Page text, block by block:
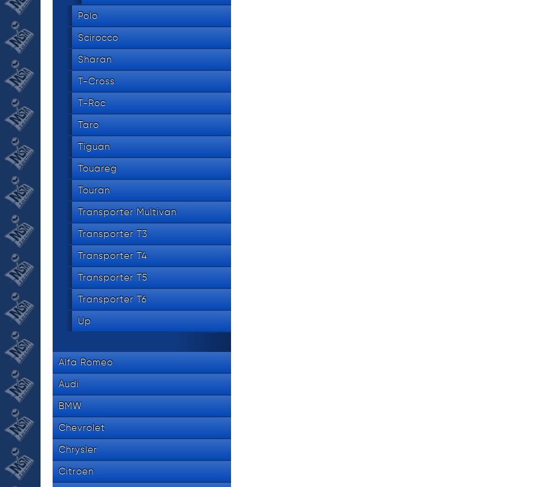
Polo
Scirocco
Sharan
T-Cross
T-Roc
Taro
Tiguan
Touareg
Touran
Transporter Multivan
Transporter T3
Transporter T4
Transporter T5
Transporter T6
Up
Alfa Romeo
Audi
BMW
Chevrolet
Chrysler
Citroen